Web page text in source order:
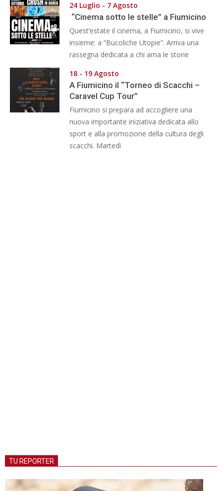
24 Luglio - 7 Agosto
“Cinema sotto le stelle” a Fiumicino
Quest’estate il cinema, a Fiumicino, si vive
insieme: a “Bucoliche Utopie”. Arriva una
rassegna dedicata a chi ama le storie
18 - 19 Agosto
A Fiumicino il “Torneo di Scacchi –
Caravel Cup Tour”
Fiumicino si prepara ad accogliere una
nuova importante iniziativa dedicata allo
sport e alla promozione della cultura degli
scacchi. Martedì
TU REPORTER